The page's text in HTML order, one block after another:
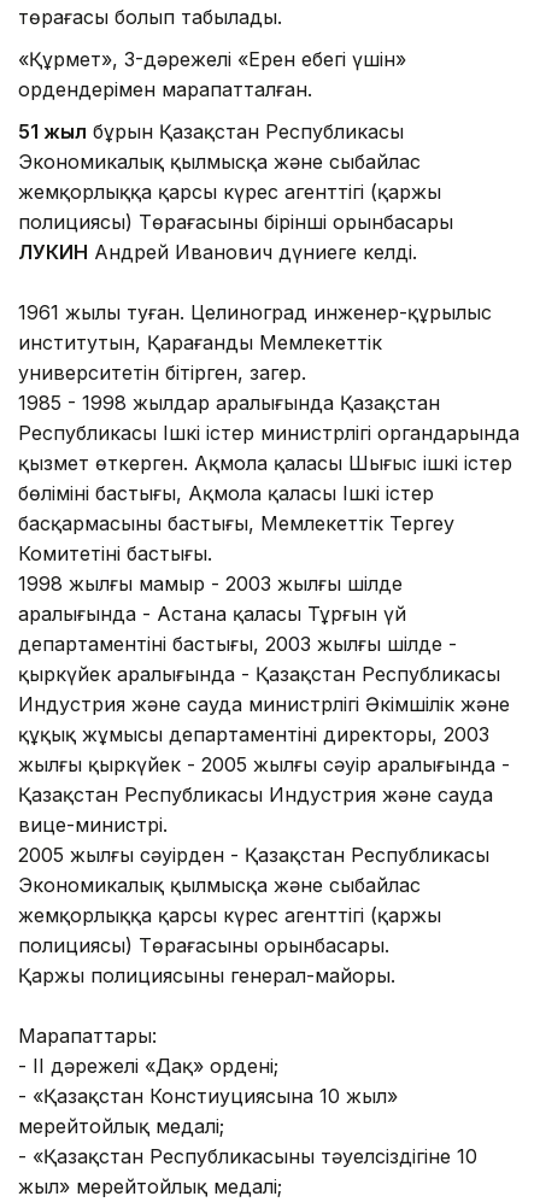
төрағасы болып табылады.
«Құрмет», 3-дәрежелі «Ерен еңбегі үшін»
ордендерімен марапатталған.
51 жыл бұрын Қазақстан Республикасы
Экономикалық қылмысқа және сыбайлас
жемқорлыққа қарсы күрес агенттігі (қаржы
полициясы) Төрағасының бірінші орынбасары
ЛУКИН Андрей Иванович дүниеге келді.
1961 жылы туған. Целиноград инженер-құрылыс
институтын, Қарағанды Мемлекеттік
университетін бітірген, заңгер.
1985 - 1998 жылдар аралығында Қазақстан
Республикасы Ішкі істер министрлігі органдарында
қызмет өткерген. Ақмола қаласы Шығыс ішкі істер
бөлімінің бастығы, Ақмола қаласы Ішкі істер
басқармасының бастығы, Мемлекеттік Тергеу
Комитетінің бастығы.
1998 жылғы мамыр - 2003 жылғы шілде
аралығында - Астана қаласы Тұрғын үй
департаментінің бастығы, 2003 жылғы шілде -
қыркүйек аралығында - Қазақстан Республикасы
Индустрия және сауда министрлігі Әкімшілік және
құқық жұмысы департаментінің директоры, 2003
жылғы қыркүйек - 2005 жылғы сәуір аралығында -
Қазақстан Республикасы Индустрия және сауда
вице-министрі.
2005 жылғы сәуірден - Қазақстан Республикасы
Экономикалық қылмысқа және сыбайлас
жемқорлыққа қарсы күрес агенттігі (қаржы
полициясы) Төрағасының орынбасары.
Қаржы полициясының генерал-майоры.
Марапаттары:
- ІI дәрежелі «Даңқ» ордені;
- «Қазақстан Констиуциясына 10 жыл»
мерейтойлық медалі;
- «Қазақстан Республикасының тәуелсіздігіне 10
жыл» мерейтойлық медалі;